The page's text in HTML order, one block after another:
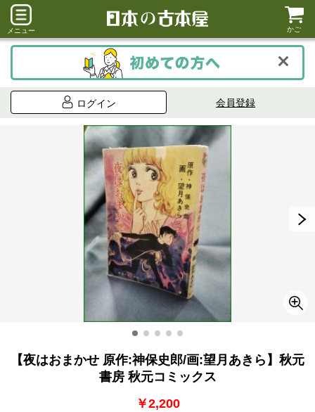
メニュー かご
ログイン 会員登録
【夜はおまかせ 原作:神保史郎/画:望月あきら】秋元
書房 秋元コミックス
￥2,200